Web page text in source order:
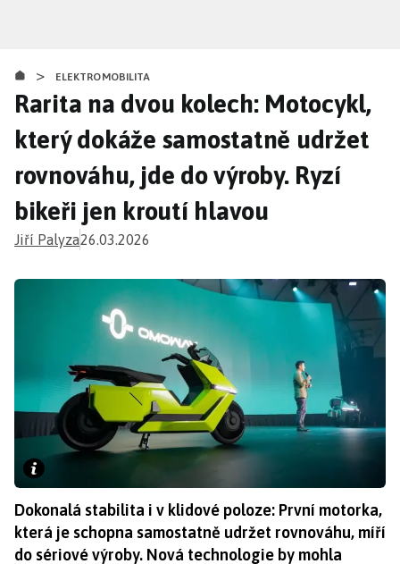
obsahu
> ELEKTROMOBILITA
Rarita na dvou kolech: Motocykl,
který dokáže samostatně udržet
rovnováhu, jde do výroby. Ryzí
bikeři jen kroutí hlavou
Jiří Palyza26.03.2026
Dokonalá stabilita i v klidové poloze: První motorka,
která je schopna samostatně udržet rovnováhu, míří
do sériové výroby. Nová technologie by mohla